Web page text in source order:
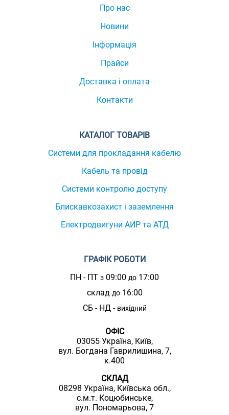
Про нас
Новини
Інформація
Прайси
Доставка і оплата
Контакти
КАТАЛОГ ТОВАРІВ
Системи для прокладання кабелю
Кабель та провід
Системи контролю доступу
Блискавкозахист і заземлення
Електродвигуни АИР та АТД
ГРАФІК РОБОТИ
ПН - ПТ з 09:00 до 17:00
склад до16:00
СБ - НД - вихідний
ОФІС
03055 Україна, Київ,
вул. Богдана Гаврилишина, 7,
к.400
СКЛАД
08298 Україна, Київська обл.,
с.м.т. Коцюбинське,
вул. Пономарьова, 7